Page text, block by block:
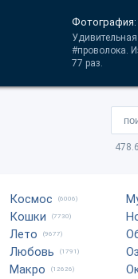
Фотография:
#проволока.
77 раз.
Космос (6006)
Кошки (7730)
Лето (9677)
Любовь (1791)
Макро (12626)